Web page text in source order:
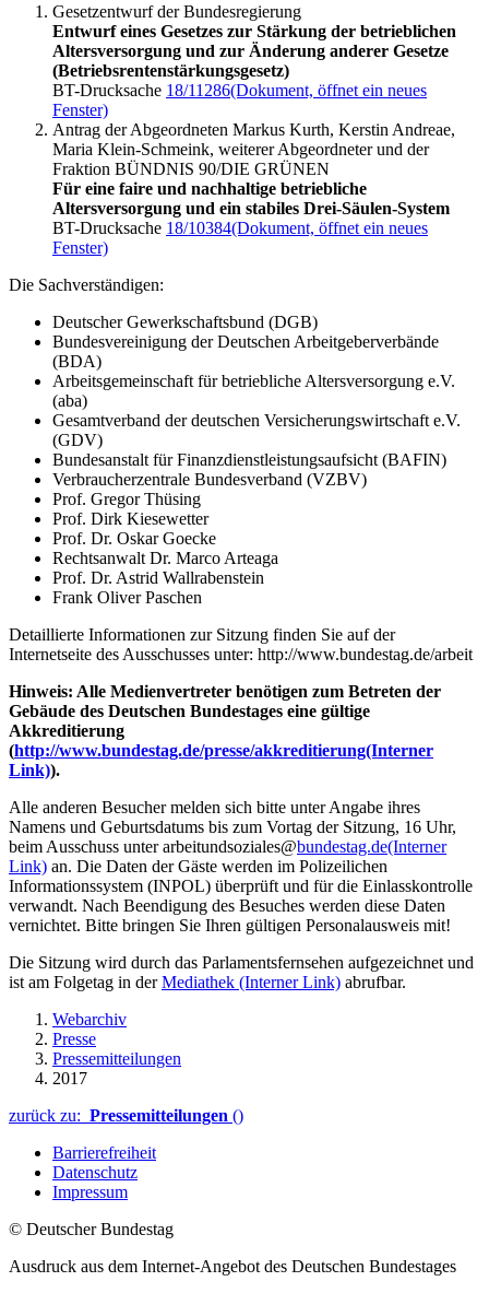
Gesetzentwurf der Bundesregierung
Entwurf eines Gesetzes zur Stärkung der betrieblichen
Altersversorgung und zur Änderung anderer Gesetze
(Betriebsrentenstärkungsgesetz)
BT-Drucksache 18/11286(Dokument, öffnet ein neues
Fenster)
Antrag der Abgeordneten Markus Kurth, Kerstin Andreae,
Maria Klein-Schmeink, weiterer Abgeordneter und der
Fraktion BÜNDNIS 90/DIE GRÜNEN
Für eine faire und nachhaltige betriebliche
Altersversorgung und ein stabiles Drei-Säulen-System
BT-Drucksache 18/10384(Dokument, öffnet ein neues
Fenster)
Die Sachverständigen:
Deutscher Gewerkschaftsbund (DGB)
Bundesvereinigung der Deutschen Arbeitgeberverbände
(BDA)
Arbeitsgemeinschaft für betriebliche Altersversorgung e.V.
(aba)
Gesamtverband der deutschen Versicherungswirtschaft e.V.
(GDV)
Bundesanstalt für Finanzdienstleistungsaufsicht (BAFIN)
Verbraucherzentrale Bundesverband (VZBV)
Prof. Gregor Thüsing
Prof. Dirk Kiesewetter
Prof. Dr. Oskar Goecke
Rechtsanwalt Dr. Marco Arteaga
Prof. Dr. Astrid Wallrabenstein
Frank Oliver Paschen
Detaillierte Informationen zur Sitzung finden Sie auf der
Internetseite des Ausschusses unter: http://www.bundestag.de/arbeit
Hinweis: Alle Medienvertreter benötigen zum Betreten der
Gebäude des Deutschen Bundestages eine gültige
Akkreditierung
(http://www.bundestag.de/presse/akkreditierung(Interner
Link)).
Alle anderen Besucher melden sich bitte unter Angabe ihres
Namens und Geburtsdatums bis zum Vortag der Sitzung, 16 Uhr,
beim Ausschuss unter arbeitundsoziales@bundestag.de(Interner
Link) an. Die Daten der Gäste werden im Polizeilichen
Informationssystem (INPOL) überprüft und für die Einlasskontrolle
verwandt. Nach Beendigung des Besuches werden diese Daten
vernichtet. Bitte bringen Sie Ihren gültigen Personalausweis mit!
Die Sitzung wird durch das Parlamentsfernsehen aufgezeichnet und
ist am Folgetag in derMediathek (Interner Link) abrufbar.
Webarchiv
Presse
Pressemitteilungen
2017
zurück zu: Pressemitteilungen ()
Barrierefreiheit
Datenschutz
Impressum
© Deutscher Bundestag
Ausdruck aus dem Internet-Angebot des Deutschen Bundestages